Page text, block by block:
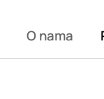
O nama